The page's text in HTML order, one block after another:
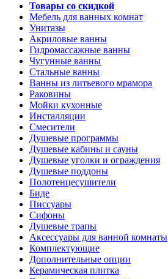
Товары со скидкой
Мебель для ванных комнат
Унитазы
Акриловые ванны
Гидромассажные ванны
Чугунные ванны
Стальные ванны
Ванны из литьевого мрамора
Раковины
Мойки кухонные
Инсталляции
Смесители
Душевые программы
Душевые кабины и сауны
Душевые уголки и ограждения
Душевые поддоны
Полотенцесушители
Биде
Писсуары
Сифоны
Душевые трапы
Аксессуары для ванной комнаты
Комплектующие
Дополнительные опции
Керамическая плитка